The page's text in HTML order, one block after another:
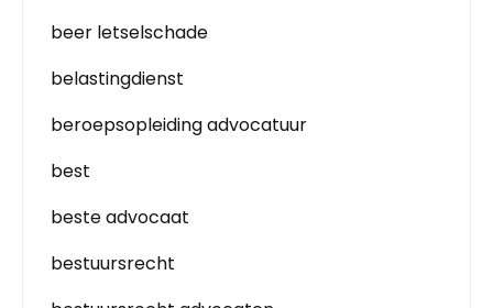
beer letselschade
belastingdienst
beroepsopleiding advocatuur
best
beste advocaat
bestuursrecht